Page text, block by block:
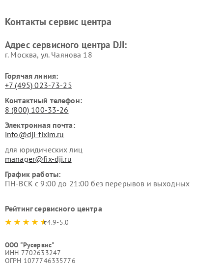
Контакты сервис центра
Адрес сервисного центра DJI:
г. Москва, ул. Чаянова 18
Горячая линия:
+7 (495) 023-73-25
Контактный телефон:
8 (800) 100-33-26
Электронная почта:
info@dji-fixim.ru
для юридических лиц
manager@fix-dji.ru
График работы:
ПН-ВСК с 9:00 до 21:00 без перерывов и выходных
Рейтинг сервисного центра
4.9-5.0
ООО "Русервис"
ИНН 7702633247
ОГРН 1077746335776